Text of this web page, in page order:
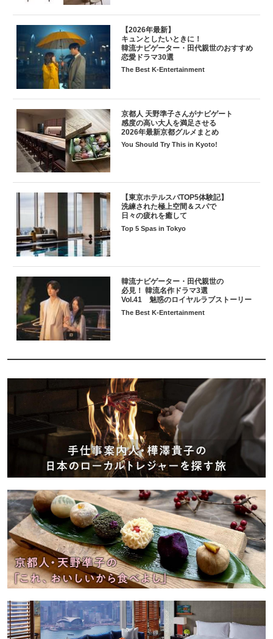
【2026年最新】
キュンとしたいときに！
韓流ナビゲーター・田代親世のおすすめ
恋愛ドラマ30選
The Best K-Entertainment
京都人 天野準子さんがナビゲート
感度の高い大人を満足させる
2026年最新京都グルメまとめ
You Should Try This in Kyoto!
【東京ホテルスパTOP5体験記】
洗練された極上空間＆スパで
日々の疲れを癒して
Top 5 Spas in Tokyo
韓流ナビゲーター・田代親世の
必見！ 韓流名作ドラマ3選
Vol.41 魅惑のロイヤルラブストーリー
The Best K-Entertainment